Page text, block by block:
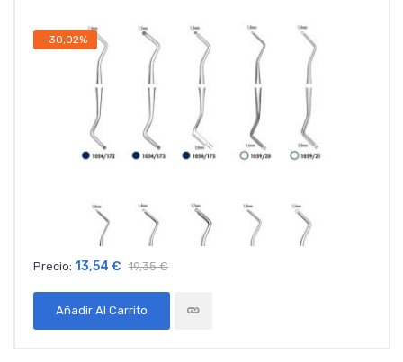
-30,02%
Precio: 13,54 € 19,35 €
Añadir Al Carrito